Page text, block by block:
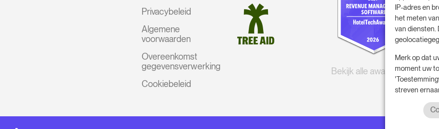
Privacybeleid
Algemene
voorwaarden
Overeenkomst
gegevensverwerking
Cookiebeleid
Bekijk alle awards
IP-adres en
het meten
van diensten.
Merk op dat
moment uw
streven